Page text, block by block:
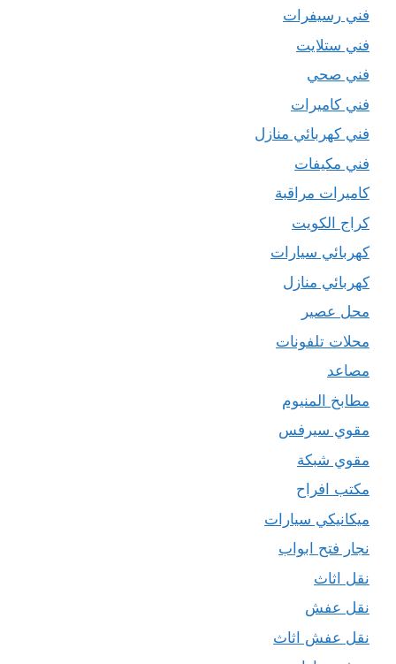
فني رسيفرات
فني ستلايت
فني صحي
فني كاميرات
فني كهربائي منازل
فني مكيفات
كاميرات مراقبة
كراج الكويت
كهربائي سيارات
كهربائي منازل
محل عصير
محلات تلفونات
مصاعد
مطابخ المنيوم
مقوي سيرفس
مقوي شبكة
مكتب افراح
ميكانيكي سيارات
نجار فتح ابواب
نقل اثاث
نقل عفش
نقل عفش اثاث